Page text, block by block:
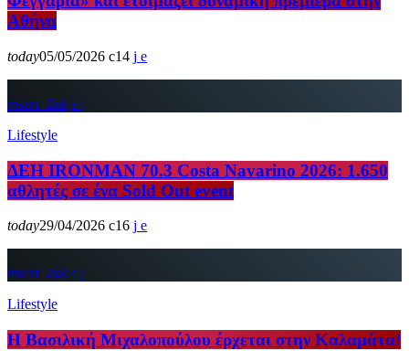
Αθήνα
today05/05/2026 14
insert_link
Lifestyle
ΔΕΗ IRONMAN 70.3 Costa Navarino 2026: 1.650
αθλητές σε ένα Sold Out event
today29/04/2026 16
insert_link
Lifestyle
Η Βασιλική Μιχαλοπούλου έρχεται στην Καλαμάτα!